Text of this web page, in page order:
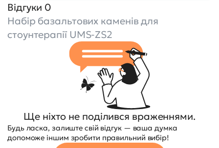
Відгуки 0
Набір базальтових каменів для
стоунтерапії UMS-ZS2
Ще ніхто не поділився враженнями.
Будь ласка, залиште свій відгук — ваша думка
допоможе іншим зробити правильний вибір!